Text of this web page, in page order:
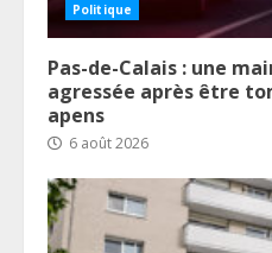
Politique
Pas-de-Calais : une
agressée après être
apens
6 août 2026